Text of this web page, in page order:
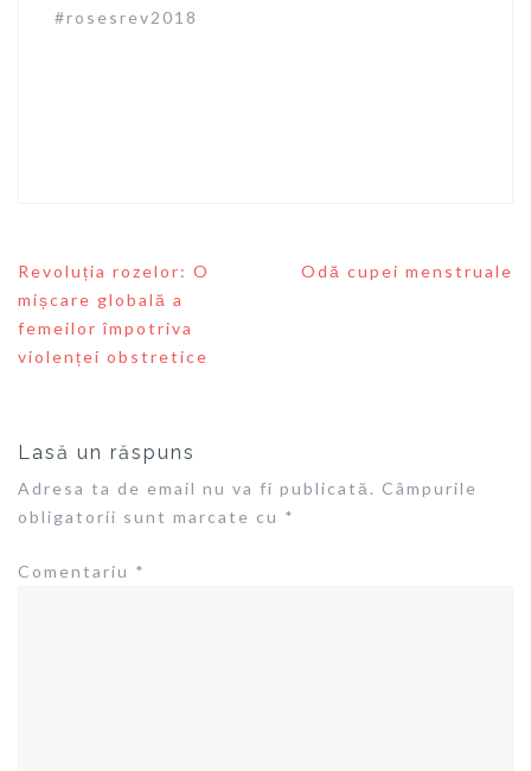
#rosesrev2018
N
v
i
e
n
a
t
i
Revoluția rozelor: O
mișcare globală a
femeilor împotriva
violenței obstretice
Odă cupei menstruale
Lasă un răspuns
Adresa ta de email nu va fi publicată. Câmpurile
obligatorii sunt marcate cu *
Comentariu *